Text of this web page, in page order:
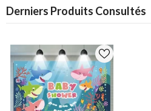
Derniers Produits Consultés